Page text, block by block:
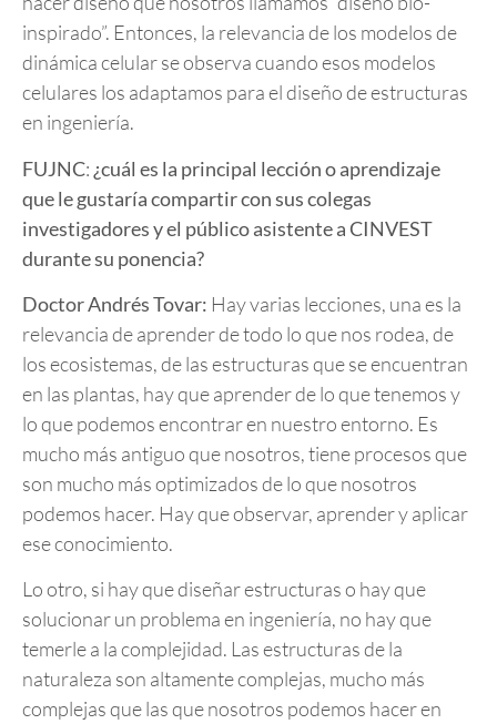
inspirado”. Entonces, la relevancia de los modelos de
dinámica celular se observa cuando esos modelos
celulares los adaptamos para el diseño de estructuras
en ingeniería.
FUJNC: ¿cuál es la principal lección o aprendizaje
que le gustaría compartir con sus colegas
investigadores y el público asistente a CINVEST
durante su ponencia?
Doctor Andrés Tovar: Hay varias lecciones, una es la
relevancia de aprender de todo lo que nos rodea, de
los ecosistemas, de las estructuras que se encuentran
en las plantas, hay que aprender de lo que tenemos y
lo que podemos encontrar en nuestro entorno. Es
mucho más antiguo que nosotros, tiene procesos que
son mucho más optimizados de lo que nosotros
podemos hacer. Hay que observar, aprender y aplicar
ese conocimiento.
Lo otro, si hay que diseñar estructuras o hay que
solucionar un problema en ingeniería, no hay que
temerle a la complejidad. Las estructuras de la
naturaleza son altamente complejas, mucho más
complejas que las que nosotros podemos hacer en